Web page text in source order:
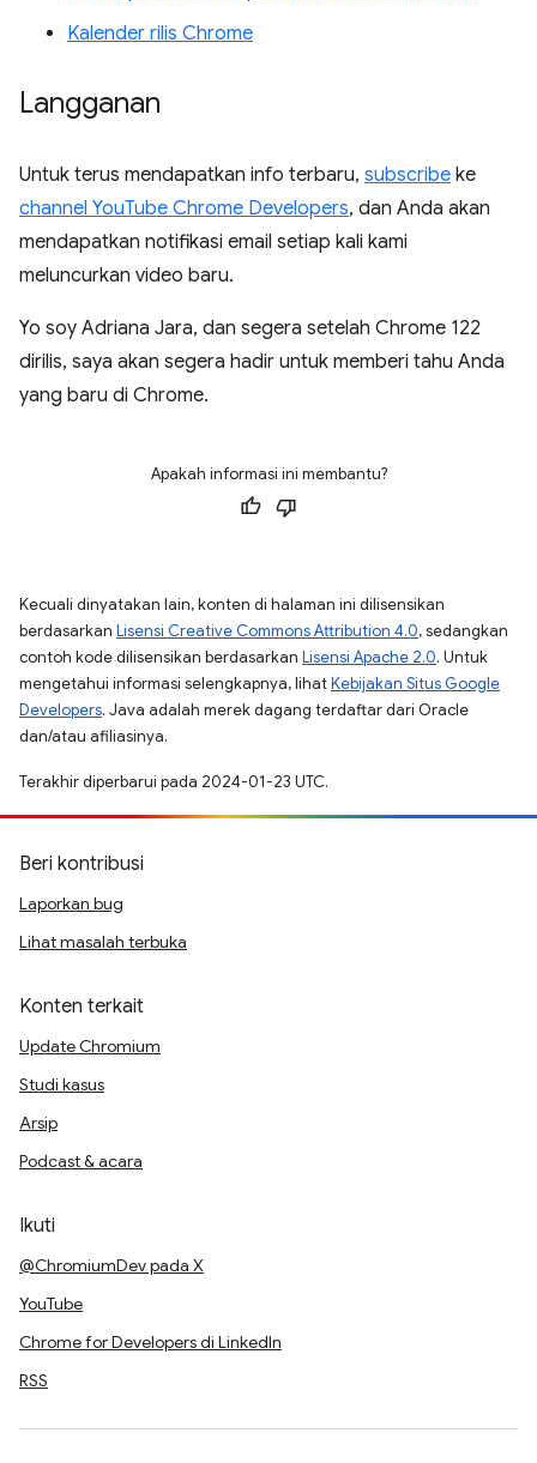
Kalender rilis Chrome
Langganan
Untuk terus mendapatkan info terbaru, subscribe ke
channel YouTube Chrome Developers, dan Anda akan
mendapatkan notifikasi email setiap kali kami
meluncurkan video baru.
Yo soy Adriana Jara, dan segera setelah Chrome 122
dirilis, saya akan segera hadir untuk memberi tahu Anda
yang baru di Chrome.
Apakah informasi ini membantu?
Kecuali dinyatakan lain, konten di halaman ini dilisensikan
berdasarkan Lisensi Creative Commons Attribution 4.0, sedangkan
contoh kode dilisensikan berdasarkan Lisensi Apache 2.0. Untuk
mengetahui informasi selengkapnya, lihatKebijakan Situs Google
Developers. Java adalah merek dagang terdaftar dari Oracle
dan/atau afiliasinya.
Terakhir diperbarui pada 2024-01-23 UTC.
Beri kontribusi
Laporkan bug
Lihat masalah terbuka
Konten terkait
Update Chromium
Studi kasus
Arsip
Podcast & acara
Ikuti
@ChromiumDev pada X
YouTube
Chrome for Developers di LinkedIn
RSS